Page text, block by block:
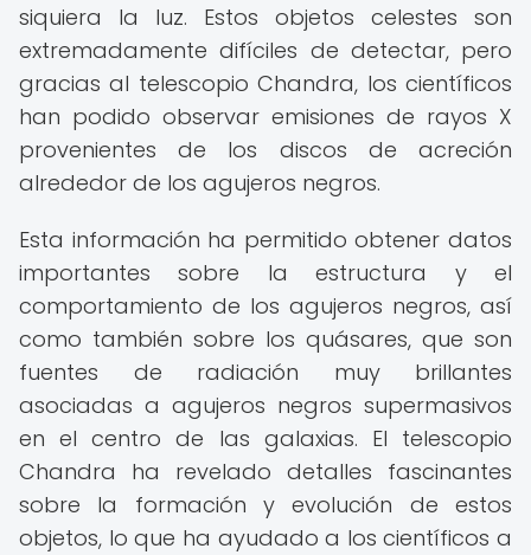
siquiera la luz. Estos objetos celestes son
extremadamente difíciles de detectar, pero
gracias al telescopio Chandra, los científicos
han podido observar emisiones de rayos X
provenientes de los discos de acreción
alrededor de los agujeros negros.
Esta información ha permitido obtener datos
importantes sobre la estructura y el
comportamiento de los agujeros negros, así
como también sobre los quásares, que son
fuentes de radiación muy brillantes
asociadas a agujeros negros supermasivos
en el centro de las galaxias. El telescopio
Chandra ha revelado detalles fascinantes
sobre la formación y evolución de estos
objetos, lo que ha ayudado a los científicos a